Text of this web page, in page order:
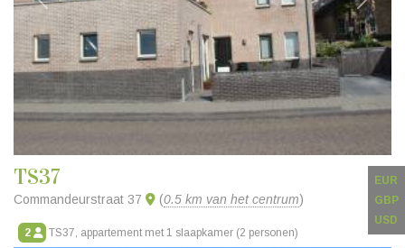
EUR
GBP
USD
Vorige
TS37
Commandeurstraat 37 (0.5 km van het centrum)
2 TS37, appartement met 1 slaapkamer (2 personen)